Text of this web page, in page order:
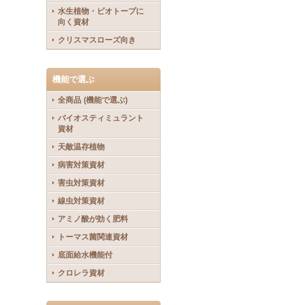
水生植物・ビオトープに
向く資材
クリスマスローズ向き
機能で選ぶ
全商品 (機能で選ぶ)
バイオスティミュラント
資材
天敵温存植物
病害対策資材
害虫対策資材
線虫対策資材
アミノ酸が効く肥料
トーマス菌関連資材
底面給水機能付
クロレラ資材